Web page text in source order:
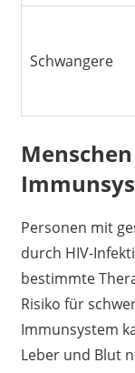
Schwangere
Personen mit
durch HIV-
bestimmte
Risiko für
Immunsystem
Leber und Blut